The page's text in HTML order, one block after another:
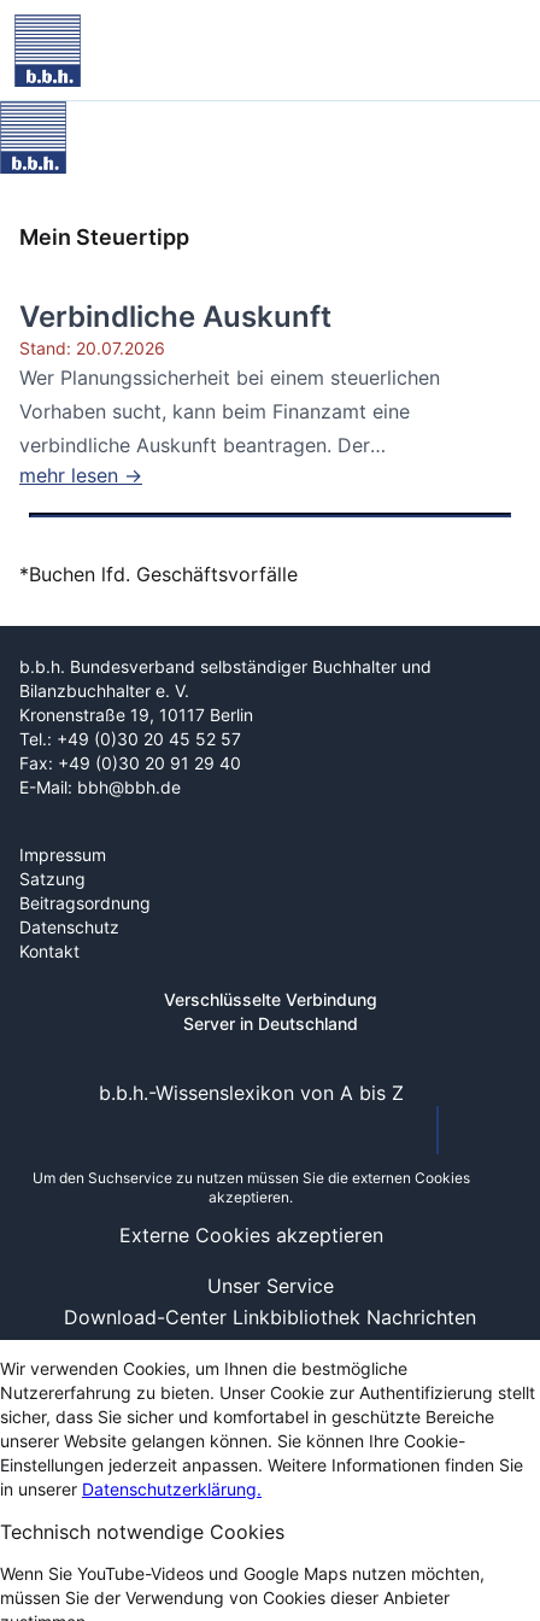
Mein Steuertipp
Verbindliche Auskunft
Stand: 20.07.2026
Wer Planungssicherheit bei einem steuerlichen
Vorhaben sucht, kann beim Finanzamt eine
verbindliche Auskunft beantragen. Der
Bundesfinanzhof...
mehr lesen →
*Buchen lfd. Geschäftsvorfälle
b.b.h. Bundesverband selbständiger Buchhalter und
Bilanzbuchhalter e. V.
Kronenstraße 19, 10117 Berlin
Tel.: +49 (0)30 20 45 52 57
Fax: +49 (0)30 20 91 29 40
E-Mail: bbh@bbh.de
Impressum
Satzung
Beitragsordnung
Datenschutz
Kontakt
Verschlüsselte Verbindung
Server in Deutschland
Unser Service
Download-Center Linkbibliothek Nachrichten
b.b.h.-Wissenslexikon von A bis Z
Um den Suchservice zu nutzen müssen Sie die externen Cookies
akzeptieren.
Externe Cookies akzeptieren
Wir verwenden Cookies, um Ihnen die bestmögliche
Nutzererfahrung zu bieten. Unser Cookie zur Authentifizierung stellt
sicher, dass Sie sicher und komfortabel in geschützte Bereiche
unserer Website gelangen können. Sie können Ihre Cookie-
Einstellungen jederzeit anpassen. Weitere Informationen finden Sie
in unserer Datenschutzerklärung.
Technisch notwendige Cookies
Wenn Sie YouTube-Videos und Google Maps nutzen möchten,
müssen Sie der Verwendung von Cookies dieser Anbieter